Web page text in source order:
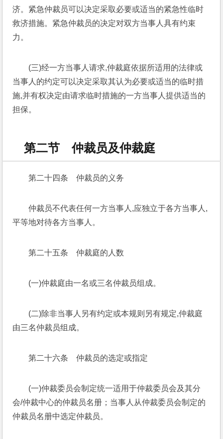
济。紧急仲裁员可以决定采取必要或适当的紧急性临时
救济措施。紧急仲裁员的决定对双方当事人具有约束
力。
(三)经一方当事人请求,仲裁庭依据所适用的法律或
当事人的约定可以决定采取其认为必要或适当的临时措
施,并有权决定由请求临时措施的一方当事人提供适当的
担保。
第二节 仲裁员及仲裁庭
第二十四条　仲裁员的义务
仲裁员不代表任何一方当事人,应独立于各方当事人,
平等地对待各方当事人。
第二十五条　仲裁庭的人数
(一)仲裁庭由一名或三名仲裁员组成。
(二)除非当事人另有约定或本规则另有规定,仲裁庭
由三名仲裁员组成。
第二十六条　仲裁员的选定或指定
(一)仲裁委员会制定统一适用于仲裁委员会及其分
会/仲裁中心的仲裁员名册；当事人从仲裁委员会制定的
仲裁员名册中选定仲裁员。